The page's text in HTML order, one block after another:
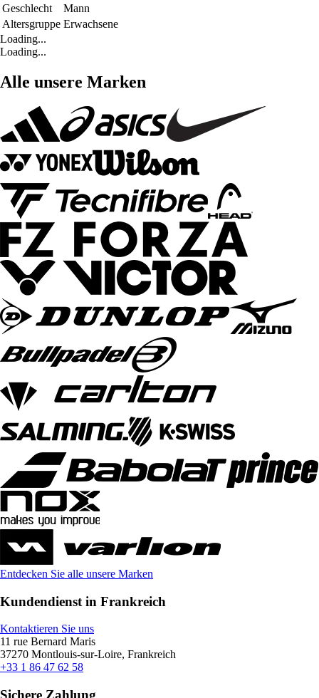
Geschlecht
Mann
Altersgruppe Erwachsene
Loading...
Loading...
Alle unsere Marken
Entdecken Sie alle unsere Marken
Kundendienst in Frankreich
Kontaktieren Sie uns
11 rue Bernard Maris
37270 Montlouis-sur-Loire, Frankreich
+33 1 86 47 62 58
Sichere Zahlung